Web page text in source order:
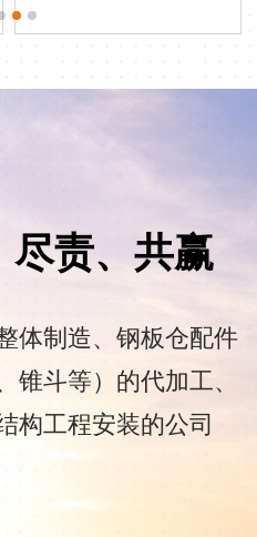
责、共赢
体制造、钢板仓配件
锥斗等）的代加工、
构工程安装的公司